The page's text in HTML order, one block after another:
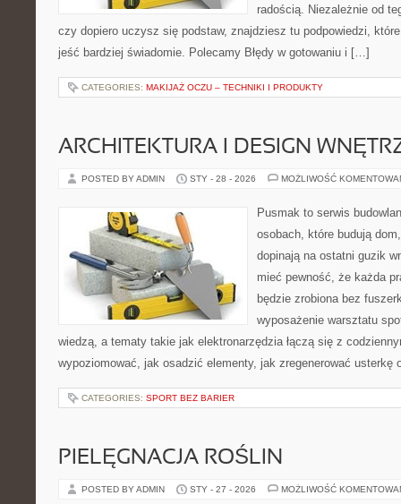
radością. Niezależnie od
czy dopiero uczysz się podstaw, znajdziesz tu podpowiedzi,
jeść bardziej świadomie. Polecamy Błędy w gotowaniu i […]
CATEGORIES: MAKIJAŻ OCZU – TECHNIKI I PRODUKTY
ARCHITEKTURA I DESIGN
POSTED BY ADMIN STY - 28 - 2026 MOŻLIWOŚĆ
Pusmak to serwis
osobach, które budują
dopinają na ostatni guzik
mieć pewność, że każda
będzie zrobiona bez
wyposażenie warsztatu
wiedzą, a tematy takie jak elektronarzędzia łączą się z
wypoziomować, jak osadzić elementy, jak zregenerować usterkę
CATEGORIES: SPORT BEZ BARIER
PIELĘGNACJA ROŚLIN
POSTED BY ADMIN STY - 27 - 2026 MOŻLIWOŚĆ